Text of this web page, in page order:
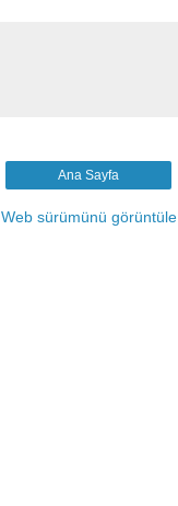
Ana Sayfa
Web sürümünü görüntüle